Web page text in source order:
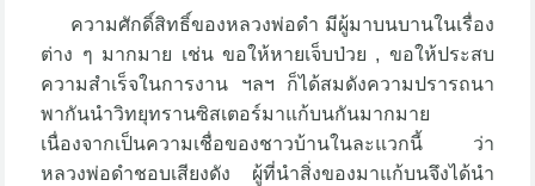
ความศักดิ์สิทธิ์ของหลวงพ่อดำ มีผู้มาบนบานในเรื่อง
ต่าง ๆ มากมาย เช่น ขอให้หายเจ็บป่วย , ขอให้ประสบ
ความสำเร็จในการงาน ฯลฯ ก็ได้สมดังความปรารถนา
พากันนำวิทยุทรานซิสเตอร์มาแก้บนกันมากมาย
เนื่องจากเป็นความเชื่อของชาวบ้านในละแวกนี้ ว่า
หลวงพ่อดำชอบเสียงดัง ผู้ที่นำสิ่งของมาแก้บนจึงได้นำ